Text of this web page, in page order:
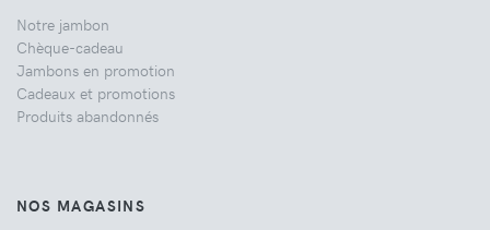
Notre jambon
Chèque-cadeau
Jambons en promotion
Cadeaux et promotions
Produits abandonnés
NOS MAGASINS